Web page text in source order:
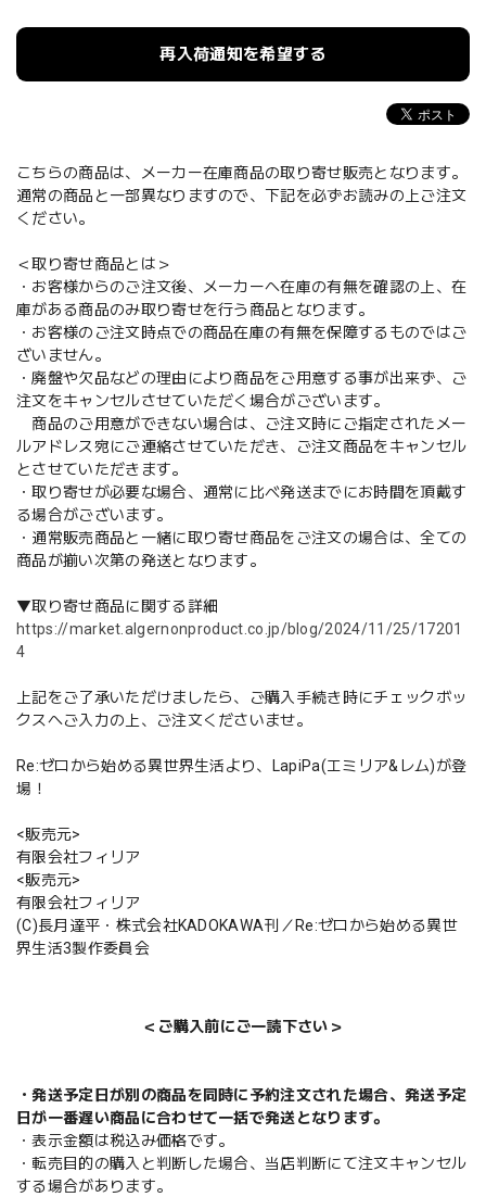
再入荷通知を希望する
こちらの商品は、メーカー在庫商品の取り寄せ販売となります。
通常の商品と一部異なりますので、下記を必ずお読みの上ご注文
ください。
＜取り寄せ商品とは＞
・お客様からのご注文後、メーカーへ在庫の有無を確認の上、在
庫がある商品のみ取り寄せを行う商品となります。
・お客様のご注文時点での商品在庫の有無を保障するものではご
ざいません。
・廃盤や欠品などの理由により商品をご用意する事が出来ず、ご
注文をキャンセルさせていただく場合がございます。
商品のご用意ができない場合は、ご注文時にご指定されたメー
ルアドレス宛にご連絡させていただき、ご注文商品をキャンセル
とさせていただきます。
・取り寄せが必要な場合、通常に比べ発送までにお時間を頂戴す
る場合がございます。
・通常販売商品と一緒に取り寄せ商品をご注文の場合は、全ての
商品が揃い次第の発送となります。
▼取り寄せ商品に関する詳細
https://market.algernonproduct.co.jp/blog/2024/11/25/17201
4
上記をご了承いただけましたら、ご購入手続き時にチェックボッ
クスへご入力の上、ご注文くださいませ。
Re:ゼロから始める異世界生活より、LapiPa(エミリア&レム)が登
場！
<販売元>
有限会社フィリア
<販売元>
有限会社フィリア
(C)長月達平・株式会社KADOKAWA刊／Re:ゼロから始める異世
界生活3製作委員会
＜ご購入前にご一読下さい＞
・発送予定日が別の商品を同時に予約注文された場合、発送予定
日が一番遅い商品に合わせて一括で発送となります。
・表示金額は税込み価格です。
・転売目的の購入と判断した場合、当店判断にて注文キャンセル
する場合があります。